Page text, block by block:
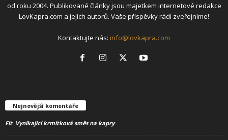
od roku 2004. Publikované články jsou majetkem internetové redakce
LovKapra.com a jejích autorů. Vaše příspěvky rádi zveřejníme!
Kontaktujte nás: info@lovkapra.com
Nejnovější komentáře
Fit: Vynikající krmítková směs na kapry